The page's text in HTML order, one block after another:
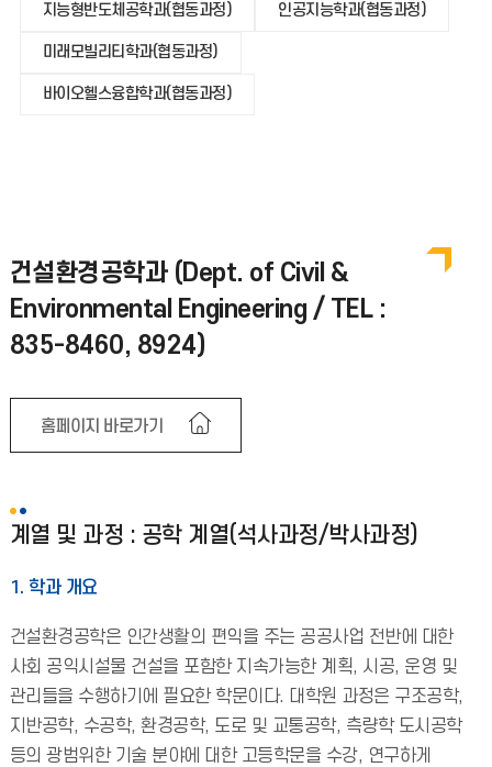
지능형반도체공학과(협동과정) 인공지능학과(협동과정)
미래모빌리티학과(협동과정)
바이오헬스융합학과(협동과정)
건설환경공학과 (Dept. of Civil &
Environmental Engineering / TEL :
835-8460, 8924)
홈페이지 바로가기
계열 및 과정 : 공학 계열(석사과정/박사과정)
1. 학과 개요
건설환경공학은 인간생활의 편익을 주는 공공사업 전반에 대한
사회 공익시설물 건설을 포함한 지속가능한 계획, 시공, 운영 및
관리들을 수행하기에 필요한 학문이다. 대학원 과정은 구조공학,
지반공학, 수공학, 환경공학, 도로 및 교통공학, 측량학 도시공학
등의 광범위한 기술 분야에 대한 고등학문을 수강, 연구하게